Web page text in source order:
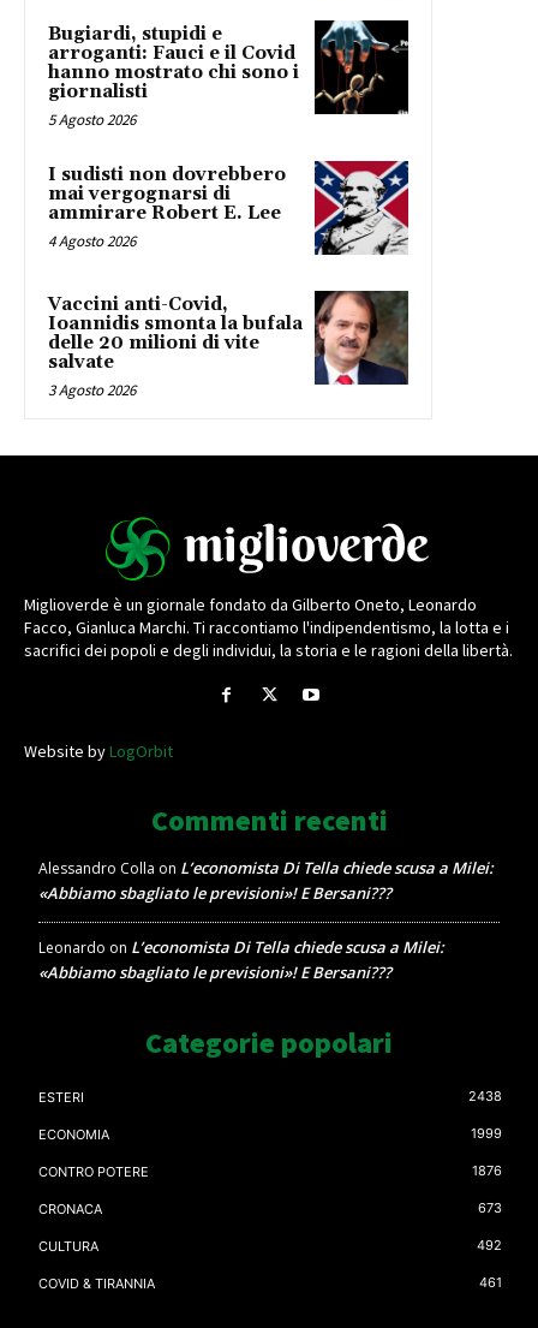
Bugiardi, stupidi e
arroganti: Fauci e il Covid
hanno mostrato chi sono i
giornalisti
5 Agosto 2026
I sudisti non dovrebbero
mai vergognarsi di
ammirare Robert E. Lee
4 Agosto 2026
Vaccini anti-Covid,
Ioannidis smonta la bufala
delle 20 milioni di vite
salvate
3 Agosto 2026
Miglioverde è un giornale fondato da Gilberto Oneto, Leonardo
Facco, Gianluca Marchi. Ti raccontiamo l'indipendentismo, la lotta e i
sacrifici dei popoli e degli individui, la storia e le ragioni della libertà.
Website byLogOrbit
Commenti recenti
Alessandro Colla on L’economista Di Tella chiede scusa a Milei:
«Abbiamo sbagliato le previsioni»! E Bersani???
Leonardo on L’economista Di Tella chiede scusa a Milei:
«Abbiamo sbagliato le previsioni»! E Bersani???
Categorie popolari
ESTERI 2438
ECONOMIA 1999
CONTRO POTERE 1876
CRONACA 673
CULTURA 492
COVID & TIRANNIA 461